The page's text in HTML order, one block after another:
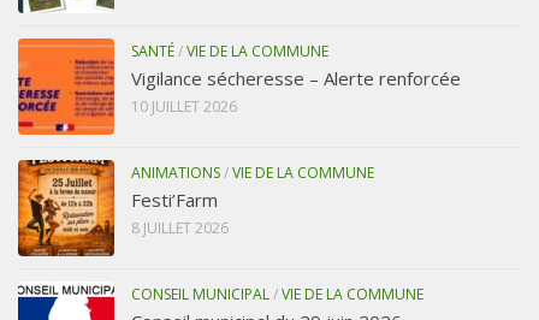
SANTÉ/VIE DE LA COMMUNE
Vigilance sécheresse – Alerte renforcée
10 JUILLET 2026
ANIMATIONS/VIE DE LA COMMUNE
Festi’Farm
8 JUILLET 2026
CONSEIL MUNICIPAL/VIE DE LA COMMUNE